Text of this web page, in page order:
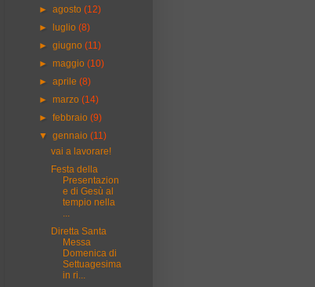
►agosto(12)
►
luglio(8)
►giugno(11)
►maggio(10)
►aprile(8)
►marzo(14)
►febbraio(9)
▼gennaio(11)
vai a lavorare!
Festa della
Presentazion
e di Gesù al
tempio nella
...
Diretta Santa
Messa
Domenica di
Settuagesima
in ri...